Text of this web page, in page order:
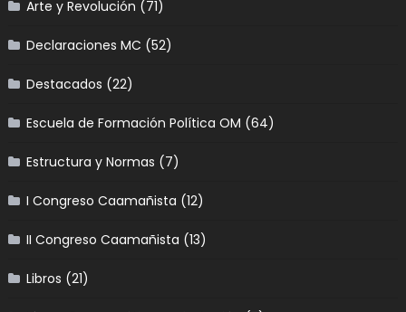
Arte y Revolución (71)
Declaraciones MC (52)
Destacados (22)
Escuela de Formación Política OM (64)
Estructura y Normas (7)
I Congreso Caamañista (12)
II Congreso Caamañista (13)
Libros (21)